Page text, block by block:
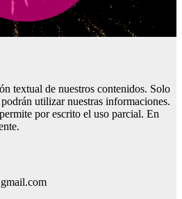
textual de nuestros contenidos. Solo
utilizar nuestras informaciones.
por escrito el uso parcial. En